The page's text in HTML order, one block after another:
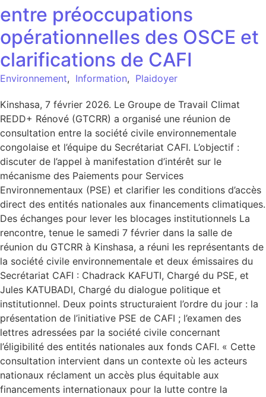
entre préoccupations
opérationnelles des OSCE et
clarifications de CAFI
Environnement, Information, Plaidoyer
Kinshasa, 7 février 2026. Le Groupe de Travail Climat
REDD+ Rénové (GTCRR) a organisé une réunion de
consultation entre la société civile environnementale
congolaise et l’équipe du Secrétariat CAFI. L’objectif :
discuter de l’appel à manifestation d’intérêt sur le
mécanisme des Paiements pour Services
Environnementaux (PSE) et clarifier les conditions d’accès
direct des entités nationales aux financements climatiques.
Des échanges pour lever les blocages institutionnels La
rencontre, tenue le samedi 7 février dans la salle de
réunion du GTCRR à Kinshasa, a réuni les représentants de
la société civile environnementale et deux émissaires du
Secrétariat CAFI : Chadrack KAFUTI, Chargé du PSE, et
Jules KATUBADI, Chargé du dialogue politique et
institutionnel. Deux points structuraient l’ordre du jour : la
présentation de l’initiative PSE de CAFI ; l’examen des
lettres adressées par la société civile concernant
l’éligibilité des entités nationales aux fonds CAFI. « Cette
consultation intervient dans un contexte où les acteurs
nationaux réclament un accès plus équitable aux
financements internationaux pour la lutte contre la